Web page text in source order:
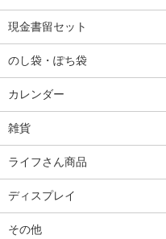
現金書留セット
のし袋・ぽち袋
カレンダー
雑貨
ライフさん商品
ディスプレイ
その他